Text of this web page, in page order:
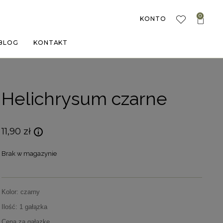
KONTAKT
KONTO 0
Helichrysum czarne
11,90 zł
Brak w magazynie
Kolor: czarny
Ilość: 1 gałązka